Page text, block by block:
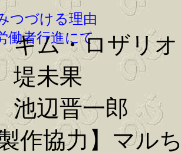
つづける理由
働者行進にて
キム・ロザリオ
堤未果
池辺晋一郎
作協力】マル